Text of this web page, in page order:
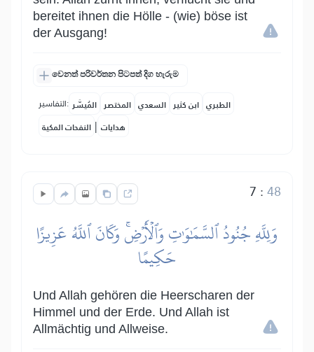
bereitet ihnen die Hölle - (wie) böse ist
der Ausgang!
වෙනත් පරිවර්තන පිටපත් දිග හැරුම
التفاسير: المُيسَّر المختصر السعدي ابن كثير الطبري
النفحات المكية | هدايات
7 :48
وَلِلَّهِ جُنُودُ ٱلسَّمَٰوَٰتِ وَٱلۡأَرۡضِۚ وَكَانَ ٱللَّهُ عَزِيزًا
حَكِيمًا
Und Allah gehören die Heerscharen der
Himmel und der Erde. Und Allah ist
Allmächtig und Allweise.